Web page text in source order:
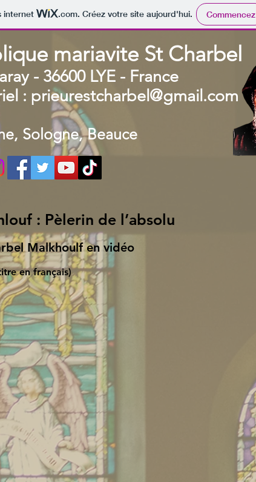
internet .com. Créez votre site aujourd'hui. Commencez
mariavite St Charbel
- 36600 LYE - France
: prieurestcharbel@gmail.com
Sologne, Beauce
: Pèlerin de l’absolu
Malkhoulf en vidéo
en français)